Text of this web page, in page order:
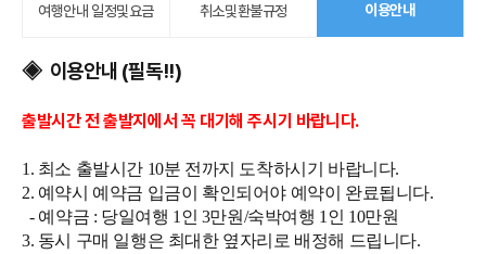
여행안내 일정및요금 취소및환불규정 이용안내
◈이용안내 (필독!!)
출발시간 전 출발지에서 꼭 대기해 주시기 바랍니다.
1. 최소 출발시간 10분 전까지 도착하시기 바랍니다.
2. 예약시 예약금 입금이 확인되어야 예약이 완료됩니다.
- 예약금 : 당일여행 1인 3만원/숙박여행 1인 10만원
3. 동시 구매 일행은 최대한 옆자리로 배정해 드립니다.